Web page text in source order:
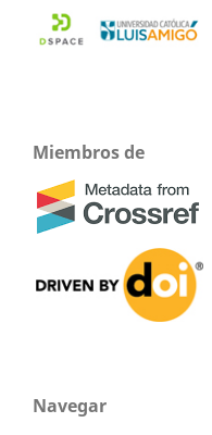
Miembros de
Navegar